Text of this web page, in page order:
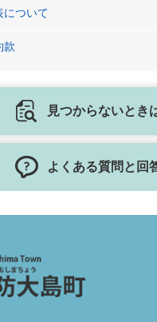
について
款
見つからないとき
よくある質問と回